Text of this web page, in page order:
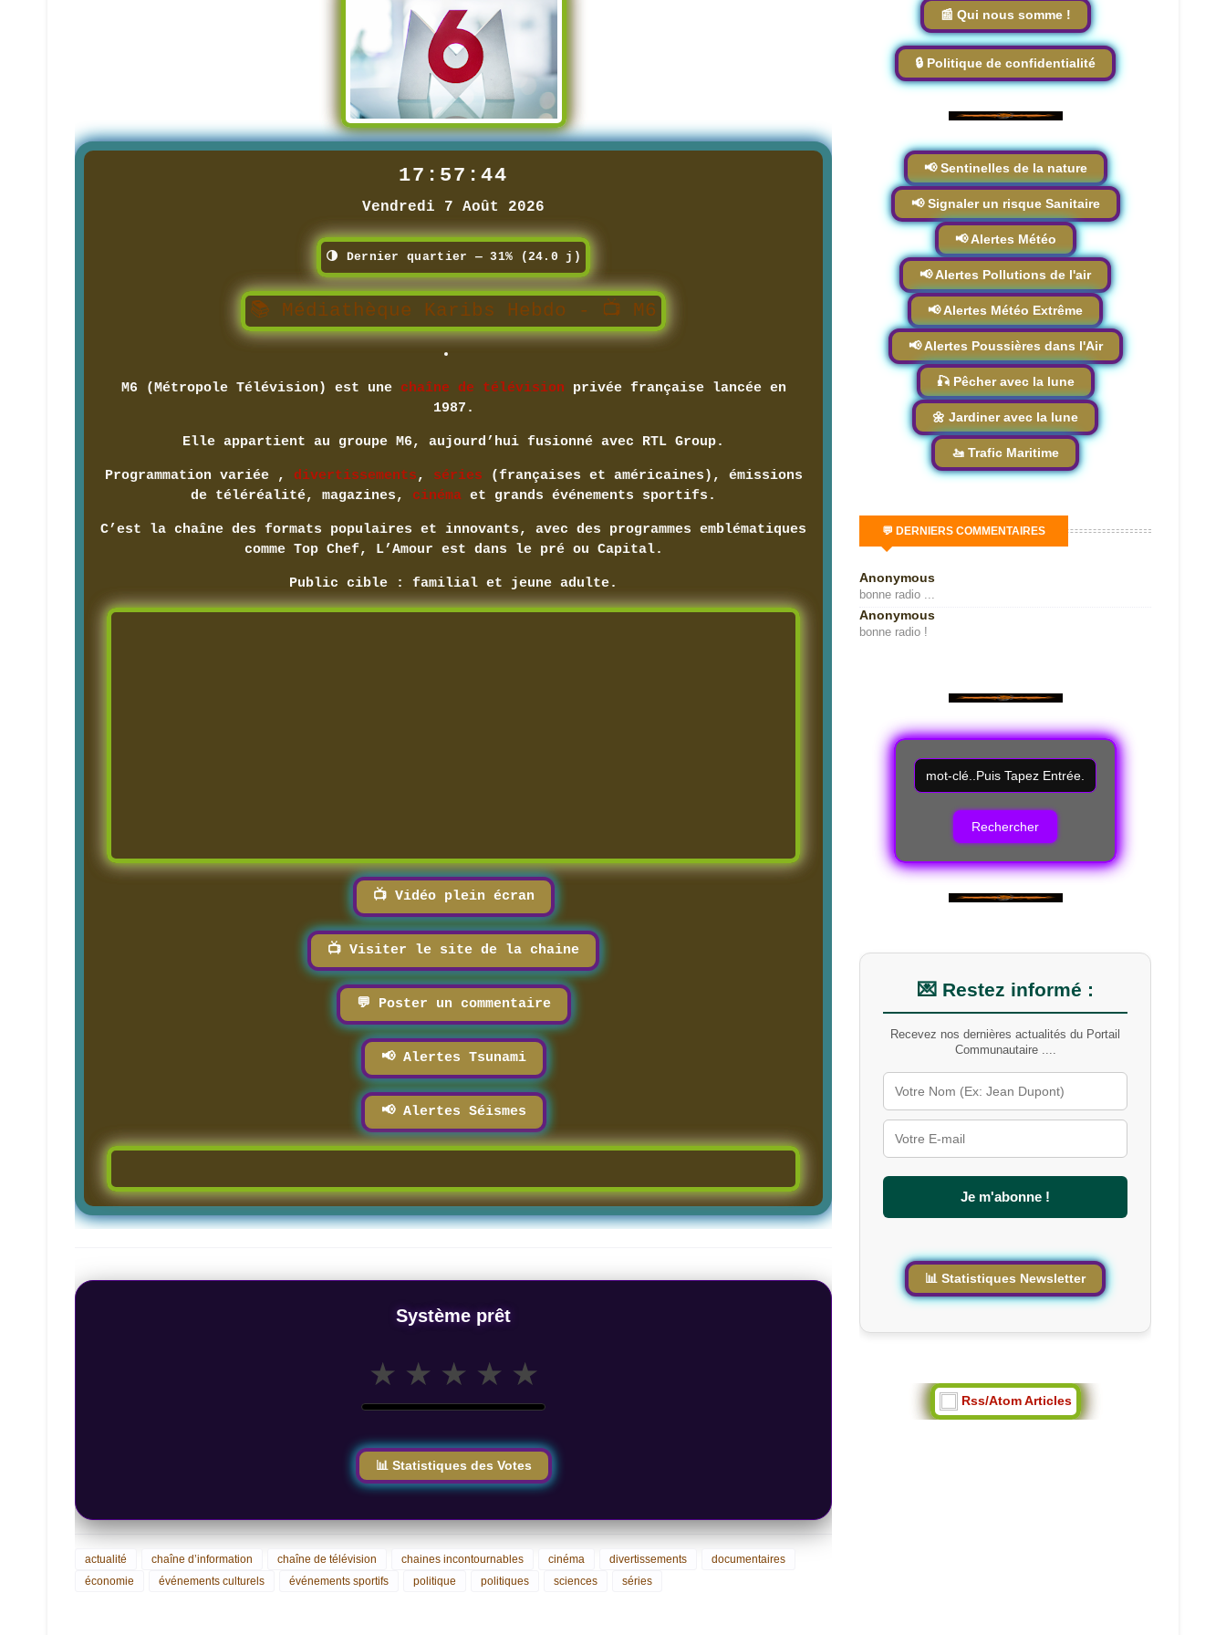
17:57:46
Vendredi 7 Août 2026
🌗 Dernier quartier — 31% (24.0 j)
📚 Médiathèque Karibs Hebdo - 📺 M6
M6 (Métropole Télévision) est une chaîne de télévision privée française lancée en
1987.
Elle appartient au groupe M6, aujourd’hui fusionné avec RTL Group.
Programmation variée , divertissements, séries (françaises et américaines), émissions
de téléréalité, magazines, cinéma et grands événements sportifs.
C’est la chaîne des formats populaires et innovants, avec des programmes emblématiques
comme Top Chef, L’Amour est dans le pré ou Capital.
Public cible : familial et jeune adulte.
📺 Vidéo plein écran
📺 Visiter le site de la chaine
💬 Poster un commentaire
📢 Alertes Tsunami
📢 Alertes Séismes
Système prêt
★ ★ ★ ★ ★
📊 Statistiques des Votes
actualité chaîne d’information chaîne de télévision chaines incontournables cinéma divertissements
documentaires
économie
événements culturels événements sportifs politique politiques sciences séries
📰 Qui nous somme !
🔒 Politique de confidentialité
📢 Sentinelles de la nature
📢 Signaler un risque Sanitaire
📢 Alertes Météo
📢 Alertes Pollutions de l'air
📢 Alertes Météo Extrême
📢 Alertes Poussières dans l'Air
🎣 Pêcher avec la lune
🌼 Jardiner avec la lune
🚤 Trafic Maritime
💬 DERNIERS COMMENTAIRES
Anonymous
bonne radio ...
Anonymous
bonne radio !
R
e
c
n
o
t
s
u
l
t
💌 Restez informé :
Recevez nos dernières actualités du Portail
Communautaire ....
Je m'abonne !
📊 Statistiques Newsletter
Rss/Atom Articles